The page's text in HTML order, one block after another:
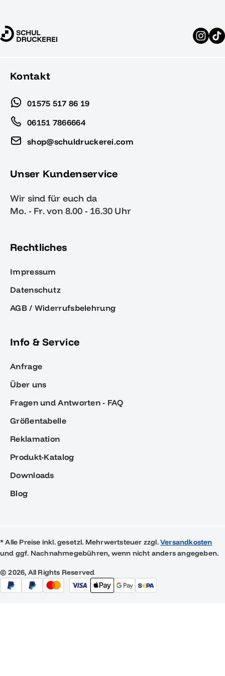
Kontakt
01575 517 86 19
06151 7866664
shop@schuldruckerei.com
Unser Kundenservice
Wir sind für euch da
Mo. - Fr. von 8.00 - 16.30 Uhr
Rechtliches
Impressum
Datenschutz
AGB / Widerrufsbelehrung
Info & Service
Anfrage
Über uns
Fragen und Antworten - FAQ
Größentabelle
Reklamation
Produkt-Katalog
Downloads
Blog
* Alle Preise inkl. gesetzl. Mehrwertsteuer zzgl.Versandkosten
und ggf. Nachnahmegebühren, wenn nicht anders angegeben.
© 2026, All Rights Reserved